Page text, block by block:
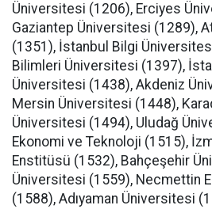
Üniversitesi (1206), Erciyes
Gaziantep Üniversitesi (1289),
(1351), İstanbul Bilgi
Bilimleri Üniversitesi (1397),
Üniversitesi (1438), Akdeniz
Mersin Üniversitesi (1448),
Üniversitesi (1494), Uludağ
Ekonomi ve Teknoloji (1515),
Enstitüsü (1532), Bahçeşehir
Üniversitesi (1559), Necmettin
(1588), Adıyaman Üniversitesi